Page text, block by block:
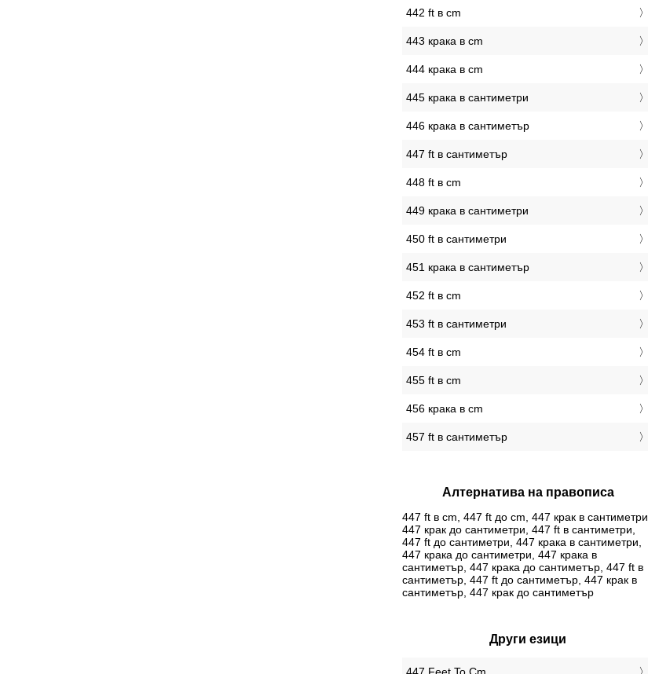
442 ft в cm
443 крака в cm
444 крака в cm
445 крака в сантиметри
446 крака в сантиметър
447 ft в сантиметър
448 ft в cm
449 крака в сантиметри
450 ft в сантиметри
451 крака в сантиметър
452 ft в cm
453 ft в сантиметри
454 ft в cm
455 ft в cm
456 крака в cm
457 ft в сантиметър
Алтернатива на правописа
447 ft в cm, 447 ft до cm, 447 крак в сантиметри,
447 крак до сантиметри, 447 ft в сантиметри,
447 ft до сантиметри, 447 крака в сантиметри,
447 крака до сантиметри, 447 крака в
сантиметър, 447 крака до сантиметър, 447 ft в
сантиметър, 447 ft до сантиметър, 447 крак в
сантиметър, 447 крак до сантиметър
Други езици